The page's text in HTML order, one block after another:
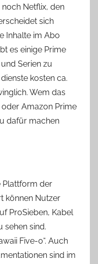
Netflix, den
sich
Inhalte im Abo
es einige Prime
Serien zu
kosten ca.
Wem das
Amazon Prime
dafür machen
Plattform der
können Nutzer
ProSieben, Kabel
sehen sind.
Five-0“. Auch
sind im